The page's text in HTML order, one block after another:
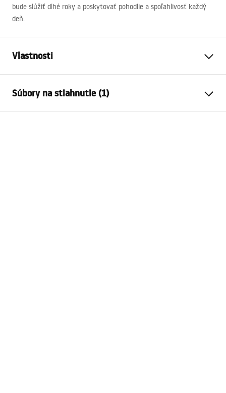
bude slúžiť dlhé roky a poskytovať pohodlie a spoľahlivosť každý
deň.
Vlastnosti
Materiál
Spôsob montáže
Skrutkovací
Súbory na stiahnutie (1)